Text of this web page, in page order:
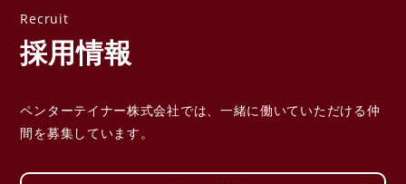
採用情報
ペンターテイナー株式会社では、一緒に働いていただける仲
間を募集しています。